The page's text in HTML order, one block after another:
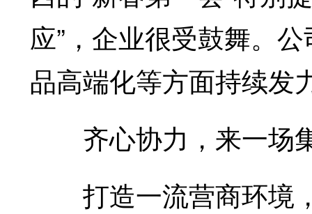
应”，企业很受鼓舞。
品高端化等方面持续发
齐心协力，来一场
打造一流营商环境